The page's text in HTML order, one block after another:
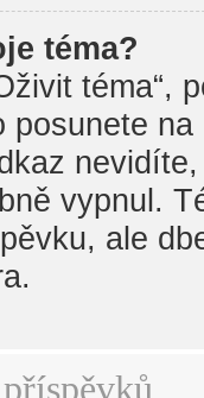
téma?
téma“,
posunete
vypnul.
ale